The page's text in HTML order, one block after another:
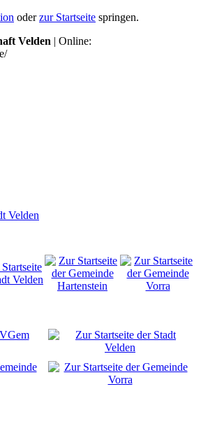
oderzur Startseite springen.
Velden | Online: